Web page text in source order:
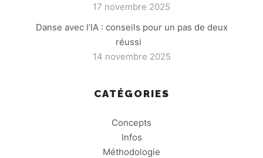
17 novembre 2025
Danse avec l’IA : conseils pour un pas de deux
réussi
14 novembre 2025
CATÉGORIES
Concepts
Infos
Méthodologie